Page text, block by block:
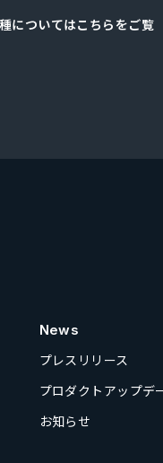
についてはこちらをご覧
News
プレスリリース
プロダクトアップデ
お知らせ